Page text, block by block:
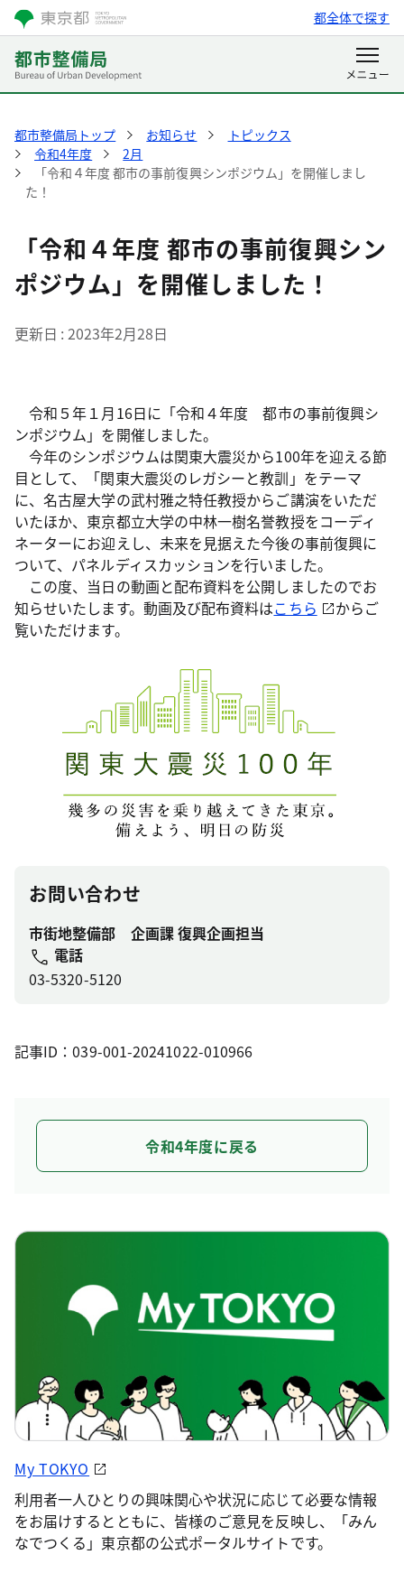
都全体で探す
都市整備局トップ お知らせ
トピックス
令和4年度
2月
「令和４年度 都市の事前復興シンポジウム」を開催しまし
た！
「令和４年度 都市の事前復興シン
ポジウム」を開催しました！
更新日 2023年2月28日
令和５年１月16日に「令和４年度 都市の事前復興シ
ンポジウム」を開催しました。
今年のシンポジウムは関東大震災から100年を迎える節
目として、「関東大震災のレガシーと教訓」をテーマ
に、名古屋大学の武村雅之特任教授からご講演をいただ
いたほか、東京都立大学の中林一樹名誉教授をコーディ
ネーターにお迎えし、未来を見据えた今後の事前復興に
ついて、パネルディスカッションを行いました。
この度、当日の動画と配布資料を公開しましたのでお
知らせいたします。動画及び配布資料はこちら
からご
覧いただけます。
お問い合わせ
市街地整備部 企画課 復興企画担当
電話
03-5320-5120
記事ID：039-001-20241022-010966
令和4年度に戻る
My TOKYO
利用者一人ひとりの興味関心や状況に応じて必要な情報
をお届けするとともに、皆様のご意見を反映し、「みん
なでつくる」東京都の公式ポータルサイトです。